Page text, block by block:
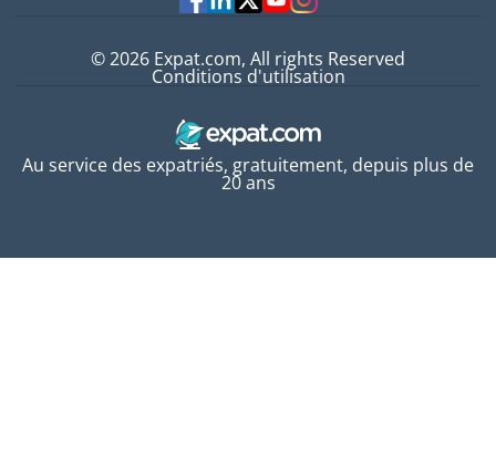
Au service des expatriés, gratuitement, depuis plus de
20 ans
© 2026 Expat.com, All rights Reserved
Conditions d'utilisation